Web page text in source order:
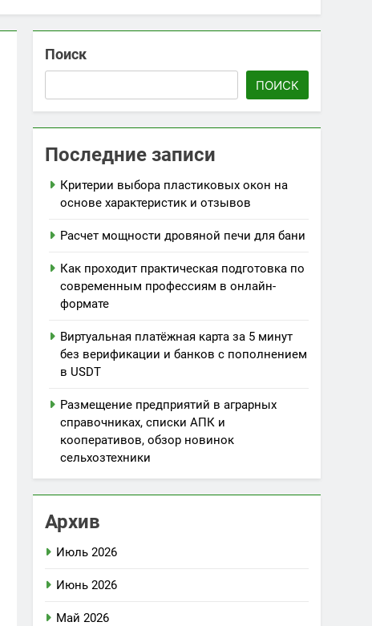
Поиск
ПОИСК
Последние записи
Критерии выбора пластиковых окон на
основе характеристик и отзывов
Расчет мощности дровяной печи для бани
Как проходит практическая подготовка по
современным профессиям в онлайн-
формате
Виртуальная платёжная карта за 5 минут
без верификации и банков с пополнением
в USDT
Размещение предприятий в аграрных
справочниках, списки АПК и
кооперативов, обзор новинок
сельхозтехники
Архив
Июль 2026
Июнь 2026
Май 2026